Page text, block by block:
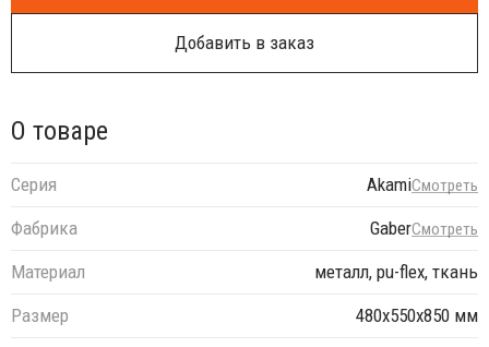
Добавить в заказ
О товаре
Серия AkamiСмотреть
Фабрика GaberСмотреть
Материал
металл, pu-flex, ткань
Размер
480х550х850 мм